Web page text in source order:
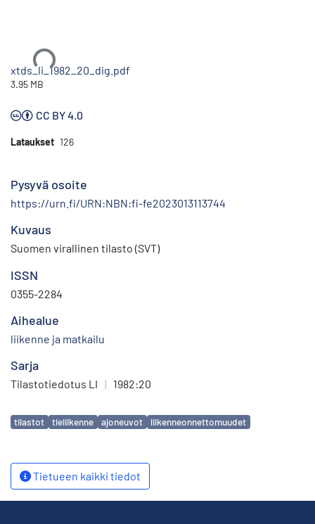
Ladataan...
xtds_li_1982_20_dig.pdf
3.95 MB
CC BY 4.0
Lataukset 126
Pysyvä osoite
https://urn.fi/URN:NBN:fi-fe2023013113744
Kuvaus
Suomen virallinen tilasto (SVT)
ISSN
0355-2284
Aihealue
liikenne ja matkailu
Sarja
Tilastotiedotus LI | 1982:20
Avainsanat
tilastot tieliikenne ajoneuvot liikenneonnettomuudet
Tietueen kaikki tiedot